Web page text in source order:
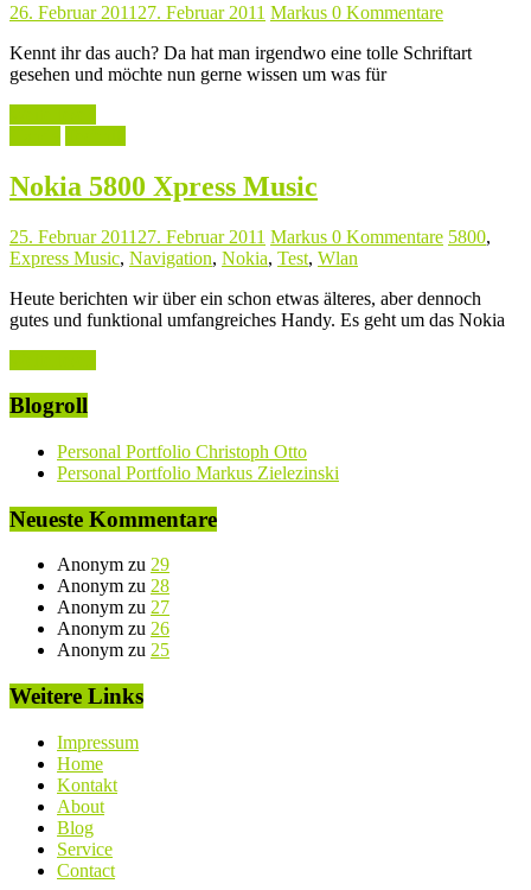
26. Februar 2011 27. Februar 2011 Markus 0 Kommentare
Kennt ihr das auch? Da hat man irgendwo eine tolle Schriftart
gesehen und möchte nun gerne wissen um was für
Nokia 5800 Xpress Music
25. Februar 2011 27. Februar 2011 Markus 0 Kommentare 5800,
Express Music, Navigation, Nokia, Test, Wlan
Heute berichten wir über ein schon etwas älteres, aber dennoch
gutes und funktional umfangreiches Handy. Es geht um das Nokia
Blogroll
Personal Portfolio Christoph Otto
Personal Portfolio Markus Zielezinski
Neueste Kommentare
Anonym zu 29
Anonym zu 28
Anonym zu 27
Anonym zu 26
Anonym zu 25
Weitere Links
Impressum
Home
Kontakt
About
Blog
Service
Contact